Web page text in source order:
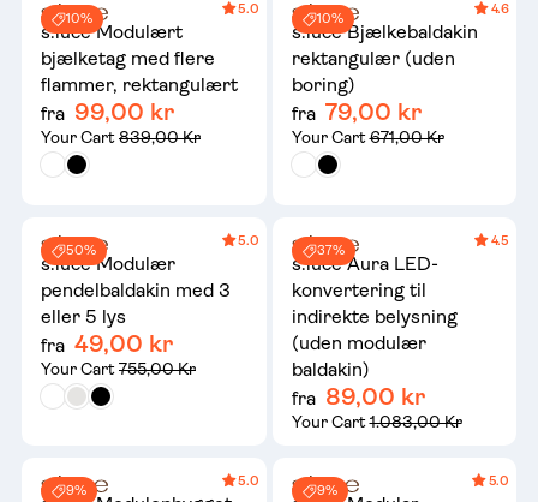
10%
5.0
s.luce Modulært
bjælketag med flere
flammer, rektangulært
fra 99,00 kr
Your Cart839,00 Kr
10%
4.6
s.luce Bjælkebaldakin
rektangulær (uden
boring)
fra 79,00 kr
Your Cart671,00 Kr
50%
5.0
s.luce Modulær
pendelbaldakin med 3
eller 5 lys
fra 49,00 kr
Your Cart755,00 Kr
37%
4.5
s.luce Aura LED-
konvertering til
indirekte belysning
(uden modulær
baldakin)
fra 89,00 kr
Your Cart1.083,00 Kr
9%
5.0
9%
5.0